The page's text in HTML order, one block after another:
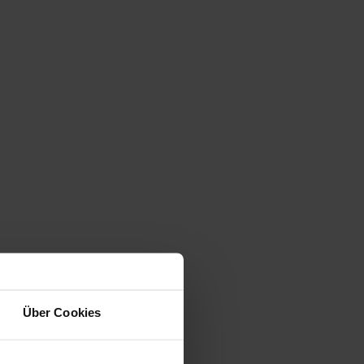
Über Cookies